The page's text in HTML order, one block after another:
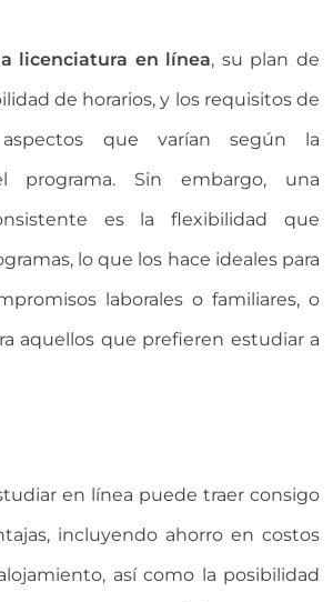
licenciatura en línea, su plan de
de horarios, y los requisitos de
que varían según la
programa. Sin embargo, una
es la flexibilidad que
lo que los hace ideales para
laborales o familiares, o
aquellos que prefieren estudiar a
en línea puede traer consigo
incluyendo ahorro en costos
así como la posibilidad